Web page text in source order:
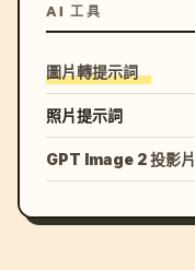
AI 工具
圖片轉提示詞
照片提示詞
GPT Image 2 投影片